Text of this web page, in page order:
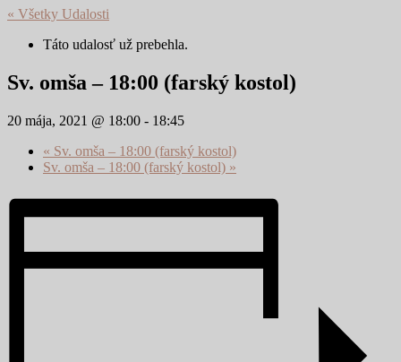
« Všetky Udalosti
Táto udalosť už prebehla.
Sv. omša – 18:00 (farský kostol)
20 mája, 2021 @ 18:00 - 18:45
« Sv. omša – 18:00 (farský kostol)
Sv. omša – 18:00 (farský kostol) »